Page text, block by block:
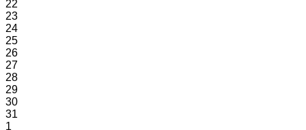
22
23
24
25
26
27
28
29
30
31
1